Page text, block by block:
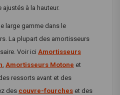
ajustés à la hauteur.
large gamme dans le
La plupart des amortisseurs
Voir ici Amortisseurs
, Amortisseurs Motone et
ressorts avant et des
des couvre-fourches et des